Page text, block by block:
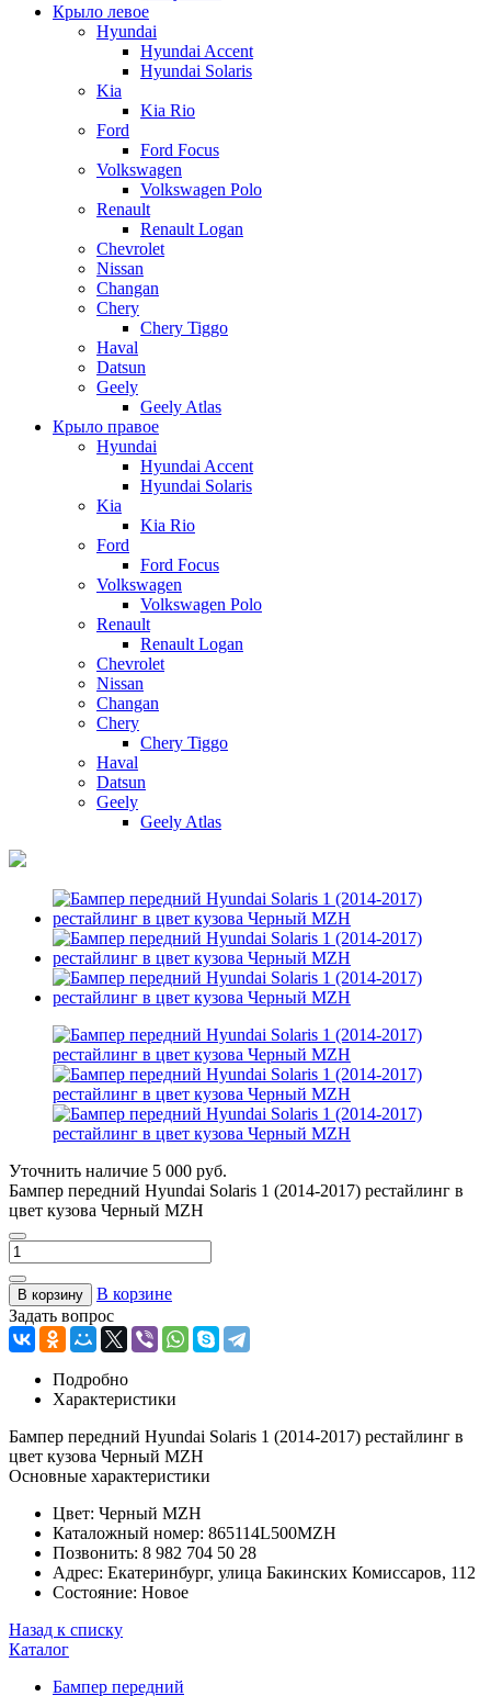
Крыло левое
Hyundai
Hyundai Accent
Hyundai Solaris
Kia
Kia Rio
Ford
Ford Focus
Volkswagen
Volkswagen Polo
Renault
Renault Logan
Chevrolet
Nissan
Changan
Chery
Chery Tiggo
Haval
Datsun
Geely
Geely Atlas
Крыло правое
Hyundai
Hyundai Accent
Hyundai Solaris
Kia
Kia Rio
Ford
Ford Focus
Volkswagen
Volkswagen Polo
Renault
Renault Logan
Chevrolet
Nissan
Changan
Chery
Chery Tiggo
Haval
Datsun
Geely
Geely Atlas
Уточнить наличие 5 000 руб.
Бампер передний Hyundai Solaris 1 (2014-2017) рестайлинг в
цвет кузова Черный MZH
В корзину
В корзине
Задать вопрос
Подробно
Характеристики
Бампер передний Hyundai Solaris 1 (2014-2017) рестайлинг в
цвет кузова Черный MZH
Основные характеристики
Цвет: Черный MZH
Каталожный номер: 865114L500MZH
Позвонить: 8 982 704 50 28
Адрес: Екатеринбург, улица Бакинских Комиссаров, 112
Состояние: Новое
Назад к списку
Каталог
Бампер передний